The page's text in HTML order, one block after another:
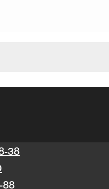
38
88